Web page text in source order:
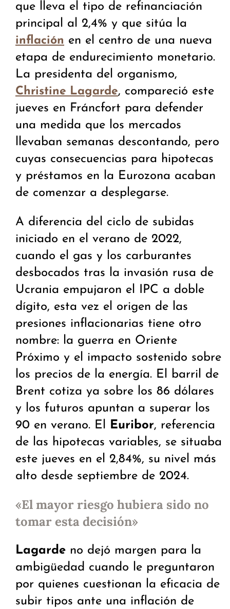
que lleva el tipo de refinanciación
principal al 2,4% y que sitúa la
inflación en el centro de una nueva
etapa de endurecimiento monetario.
La presidenta del organismo,
Christine Lagarde, compareció este
jueves en Fráncfort para defender
una medida que los mercados
llevaban semanas descontando, pero
cuyas consecuencias para hipotecas
y préstamos en la Eurozona acaban
de comenzar a desplegarse.
A diferencia del ciclo de subidas
iniciado en el verano de 2022,
cuando el gas y los carburantes
desbocados tras la invasión rusa de
Ucrania empujaron el IPC a doble
dígito, esta vez el origen de las
presiones inflacionarias tiene otro
nombre: la guerra en Oriente
Próximo y el impacto sostenido sobre
los precios de la energía. El barril de
Brent cotiza ya sobre los 86 dólares
y los futuros apuntan a superar los
90 en verano. El Euribor, referencia
de las hipotecas variables, se situaba
este jueves en el 2,84%, su nivel más
alto desde septiembre de 2024.
«El mayor riesgo hubiera sido no
tomar esta decisión»
Lagarde no dejó margen para la
ambigüedad cuando le preguntaron
por quienes cuestionan la eficacia de
subir tipos ante una inflación de